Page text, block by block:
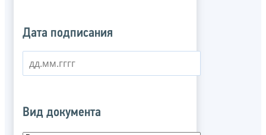
Дата подписания
Вид документа